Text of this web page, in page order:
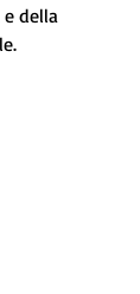
della